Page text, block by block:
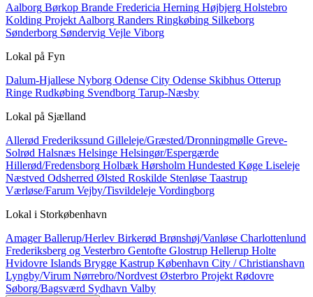
Aalborg Børkop Brande Fredericia Herning Højbjerg Holstebro
Kolding Projekt Aalborg Randers Ringkøbing Silkeborg
Sønderborg Søndervig Vejle Viborg
Lokal på Fyn
Dalum-Hjallese Nyborg Odense City Odense Skibhus Otterup
Ringe Rudkøbing Svendborg Tarup-Næsby
Lokal på Sjælland
Allerød Frederikssund Gilleleje/Græsted/Dronningmølle Greve-
Solrød Halsnæs Helsinge Helsingør/Espergærde
Hillerød/Fredensborg Holbæk Hørsholm Hundested Køge Liseleje
Næstved Odsherred Ølsted Roskilde Stenløse Taastrup
Værløse/Farum Vejby/Tisvildeleje Vordingborg
Lokal i Storkøbenhavn
AmagerBallerup/Herlev Birkerød Brønshøj/Vanløse Charlottenlund
Frederiksberg og Vesterbro Gentofte Glostrup Hellerup Holte
Hvidovre Islands Brygge Kastrup København City / Christianshavn
Lyngby/Virum Nørrebro/Nordvest Østerbro Projekt Rødovre
Søborg/Bagsværd Sydhavn Valby